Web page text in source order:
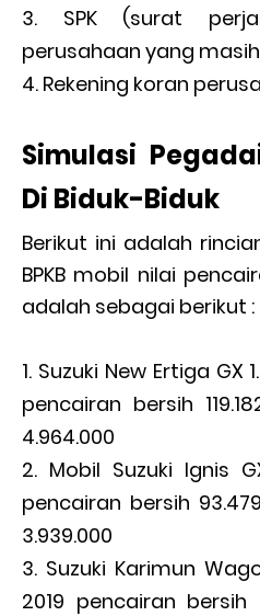
SPK (surat
perusahaan yang
Rekening koran
Simulasi
Di Biduk-Biduk
Berikut ini adalah
BPKB mobil nilai
adalah sebagai berikut :
Suzuki New Ertiga GX
pencairan bersih
4.964.000
Mobil Suzuki Ignis
pencairan bersih
3.939.000
Suzuki Karimun
2019 pencairan bersih